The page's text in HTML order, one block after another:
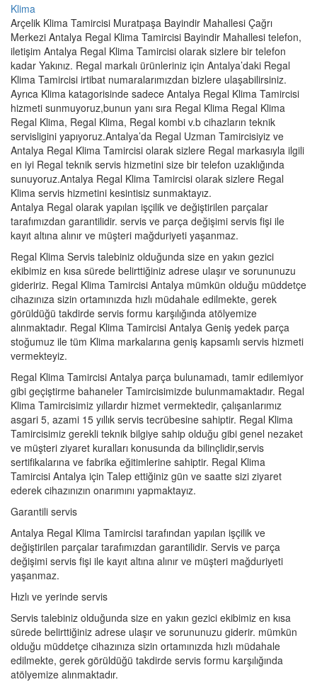
Klima
Arçelik Klima Tamircisi Muratpaşa Bayindir Mahallesi Çağrı
Merkezi Antalya Regal Klima Tamircisi Bayindir Mahallesi telefon,
iletişim Antalya Regal Klima Tamircisi olarak sizlere bir telefon
kadar Yakınız. Regal markalı ürünleriniz için Antalya’daki Regal
Klima Tamircisi irtibat numaralarımızdan bizlere ulaşabilirsiniz.
Ayrıca Klima katagorisinde sadece Antalya Regal Klima Tamircisi
hizmeti sunmuyoruz,bunun yanı sıra Regal Klima Regal Klima
Regal Klima, Regal Klima, Regal kombi v.b cihazların teknik
servisligini yapıyoruz.Antalya’da Regal Uzman Tamircisiyiz ve
Antalya Regal Klima Tamircisi olarak sizlere Regal markasıyla ilgili
en iyi Regal teknik servis hizmetini size bir telefon uzaklığında
sunuyoruz.Antalya Regal Klima Tamircisi olarak sizlere Regal
Klima servis hizmetini kesintisiz sunmaktayız.
Antalya Regal olarak yapılan işçilik ve değiştirilen parçalar
tarafımızdan garantilidir. servis ve parça değişimi servis fişi ile
kayıt altına alınır ve müşteri mağduriyeti yaşanmaz.
Regal Klima Servis talebiniz olduğunda size en yakın gezici
ekibimiz en kısa sürede belirttiğiniz adrese ulaşır ve sorununuzu
gideririz. Regal Klima Tamircisi Antalya mümkün olduğu müddetçe
cihazınıza sizin ortamınızda hızlı müdahale edilmekte, gerek
görüldüğü takdirde servis formu karşılığında atölyemize
alınmaktadır. Regal Klima Tamircisi Antalya Geniş yedek parça
stoğumuz ile tüm Klima markalarına geniş kapsamlı servis hizmeti
vermekteyiz.
Regal Klima Tamircisi Antalya parça bulunamadı, tamir edilemiyor
gibi geçiştirme bahaneler Tamircisimizde bulunmamaktadır. Regal
Klima Tamircisimiz yıllardır hizmet vermektedir, çalışanlarımız
asgari 5, azami 15 yıllık servis tecrübesine sahiptir. Regal Klima
Tamircisimiz gerekli teknik bilgiye sahip olduğu gibi genel nezaket
ve müşteri ziyaret kuralları konusunda da bilinçlidir,servis
sertifikalarına ve fabrika eğitimlerine sahiptir. Regal Klima
Tamircisi Antalya için Talep ettiğiniz gün ve saatte sizi ziyaret
ederek cihazınızın onarımını yapmaktayız.
Garantili servis
Antalya Regal Klima Tamircisi tarafından yapılan işçilik ve
değiştirilen parçalar tarafımızdan garantilidir. Servis ve parça
değişimi servis fişi ile kayıt altına alınır ve müşteri mağduriyeti
yaşanmaz.
Hızlı ve yerinde servis
Servis talebiniz olduğunda size en yakın gezici ekibimiz en kısa
sürede belirttiğiniz adrese ulaşır ve sorununuzu giderir. mümkün
olduğu müddetçe cihazınıza sizin ortamınızda hızlı müdahale
edilmekte, gerek görüldüğü takdirde servis formu karşılığında
atölyemize alınmaktadır.